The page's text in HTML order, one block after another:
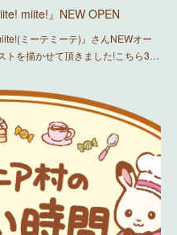
miite!』NEW OPEN
ミーテミーテ)』さんNEWオー
トを描かせて頂きました!こちら3…